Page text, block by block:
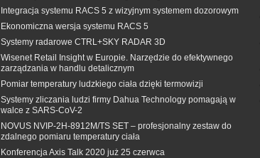
Integracja systemu RACS 5 z wizyjnym systemem dozorowym
Ekonomiczna wersja systemu RACS 5
Systemy radarowe CTRL+SKY RADAR 3D
Wisenet Retail Insight w Europie. Narzędzie do efektywnego
zarządzania w handlu detalicznym
Pomiar temperatury ludzkiego ciała dzięki termowizji
Systemy zliczania ludzi firmy Dahua Technology pomagają w
walce z SARS-CoV-2
NOVUS NVIP-2H-8912M/TS SET – profesjonalny zestaw do
zdalnego pomiaru temperatury ciała
Konferencja Axis Talk 2020 już 25 czerwca